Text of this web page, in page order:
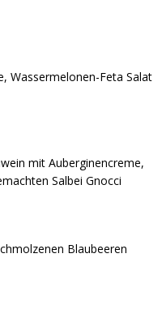
Wassermelonen-Feta Salat
mit Auberginencreme,
Salbei Gnocci
Blaubeeren